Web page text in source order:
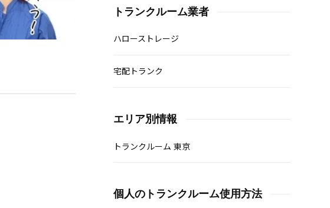
トランクルーム業者
ハローストレージ
宅配トランク
エリア別情報
トランクルーム 東京
個人のトランクルーム使用方法